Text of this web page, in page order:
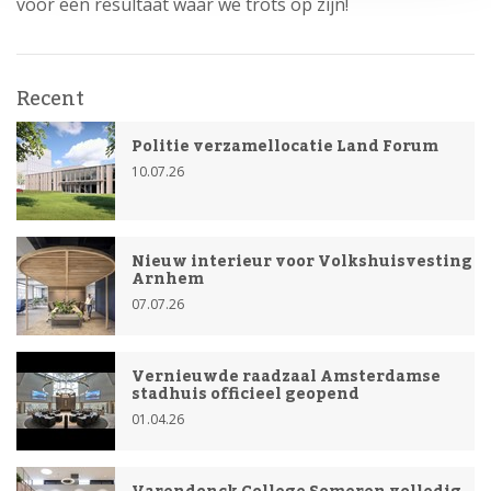
Recent
Politie verzamellocatie Land Forum
10.07.26
Nieuw interieur voor Volkshuisvesting
Arnhem
07.07.26
Vernieuwde raadzaal Amsterdamse
stadhuis officieel geopend
01.04.26